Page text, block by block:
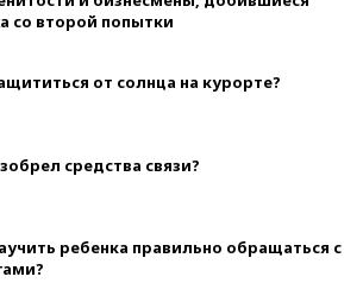
со второй попытки
от солнца на курорте?
средства связи?
ребенка правильно обращаться с